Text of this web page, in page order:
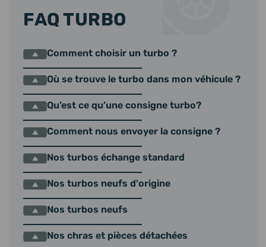
FAQ TURBO
Comment choisir un turbo ?
Où se trouve le turbo dans mon véhicule ?
Qu’est ce qu’une consigne turbo?
Comment nous envoyer la consigne ?
Nos turbos échange standard
Nos turbos neufs d'origine
Nos turbos neufs
Nos chras et pièces détachées